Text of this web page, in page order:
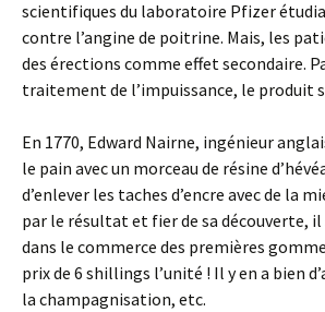
scientifiques du laboratoire Pfizer
contre l’angine de poitrine. Mais, les
des érections comme effet secondaire.
traitement de l’impuissance, le produit
En 1770, Edward Nairne, ingénieur
le pain avec un morceau de résine
d’enlever les taches d’encre avec de la
par le résultat et fier de sa découverte, il
dans le commerce des premières
prix de 6 shillings l’unité ! Il y en a bien
la champagnisation, etc.